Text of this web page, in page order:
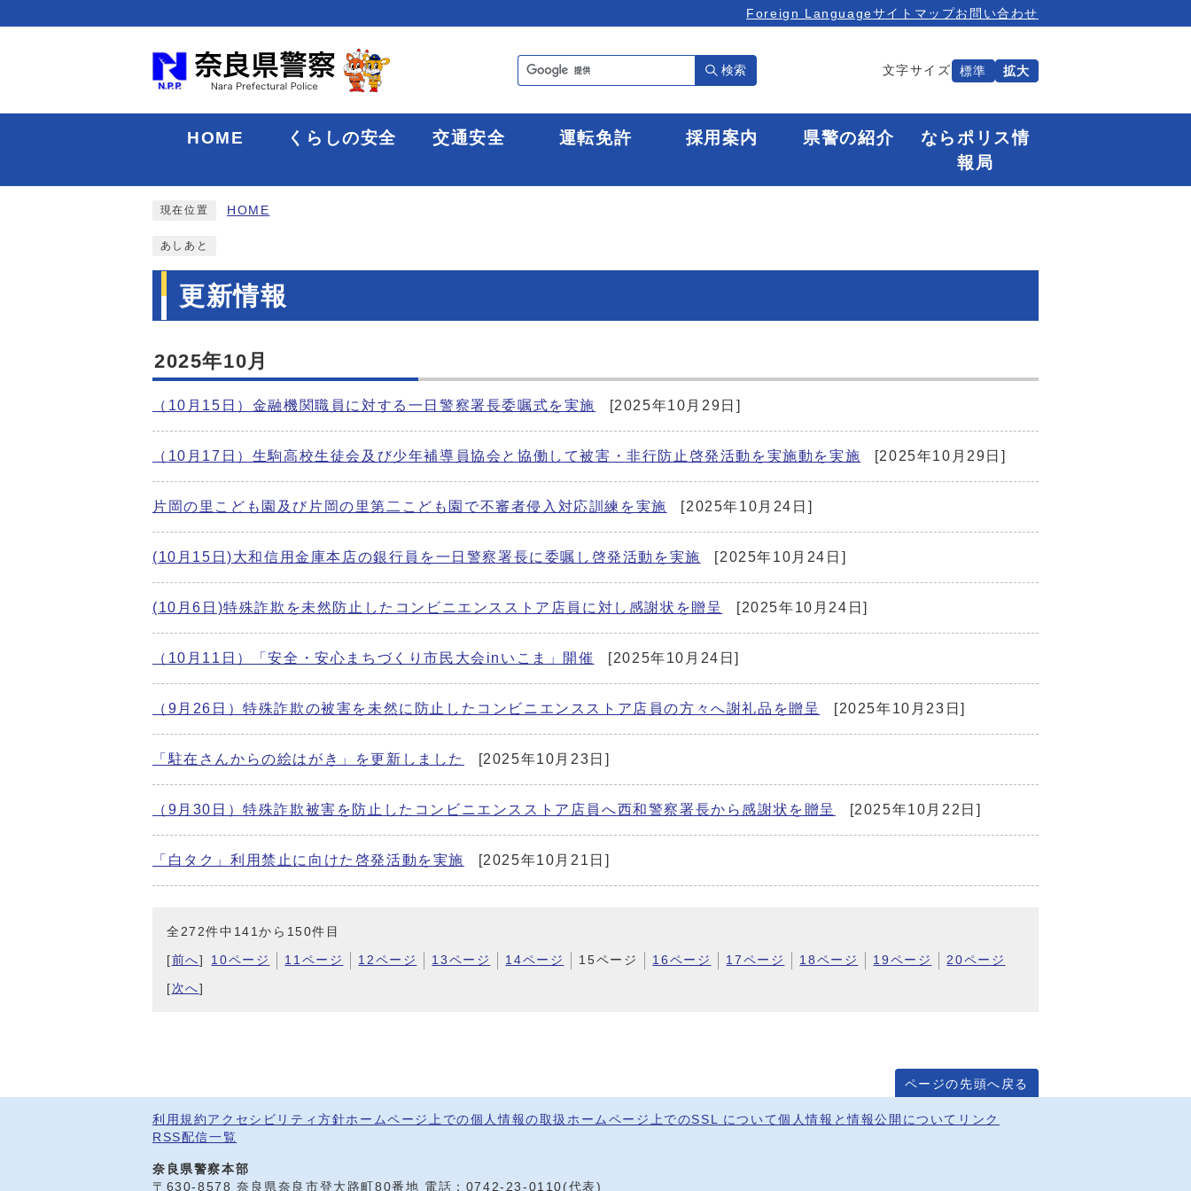
Foreign Languageサイトマップお問い合わせ
検索 文字サイズ 標準 拡大
HOME くらしの安全 交通安全 運転免許 採用案内 県警の紹介
ならポリス情
報局
現在位置 HOME
あしあと
更新情報
2025年10月
（10月15日）金融機関職員に対する一日警察署長委嘱式を実施 [2025年10月29日]
（10月17日）生駒高校生徒会及び少年補導員協会と協働して被害・非行防止啓発活動を実施動を実施 [2025年10月29日]
片岡の里こども園及び片岡の里第二こども園で不審者侵入対応訓練を実施 [2025年10月24日]
(10月15日)大和信用金庫本店の銀行員を一日警察署長に委嘱し啓発活動を実施 [2025年10月24日]
(10月6日)特殊詐欺を未然防止したコンビニエンスストア店員に対し感謝状を贈呈 [2025年10月24日]
（10月11日）「安全・安心まちづくり市民大会inいこま」開催 [2025年10月24日]
（9月26日）特殊詐欺の被害を未然に防止したコンビニエンスストア店員の方々へ謝礼品を贈呈 [2025年10月23日]
「駐在さんからの絵はがき」を更新しました [2025年10月23日]
（9月30日）特殊詐欺被害を防止したコンビニエンスストア店員へ西和警察署長から感謝状を贈呈 [2025年10月22日]
「白タク」利用禁止に向けた啓発活動を実施 [2025年10月21日]
全272件中141から150件目
[前へ] 10ページ 11ページ 12ページ 13ページ 14ページ 15ページ 16ページ 17ページ 18ページ 19ページ 20ページ
[ 次へ]
ページの先頭へ戻る
利用規約 アクセシビリティ方針ホームページ上での個人情報の取扱ホームページ上でのSSL について個人情報と情報公開について リンク
RSS配信一覧
奈良県警察本部
〒630-8578 奈良県奈良市登大路町80番地 電話： 0742-23-0110 (代表)